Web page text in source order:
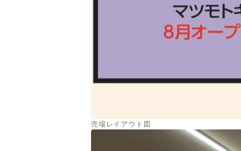
売場レイアウト図